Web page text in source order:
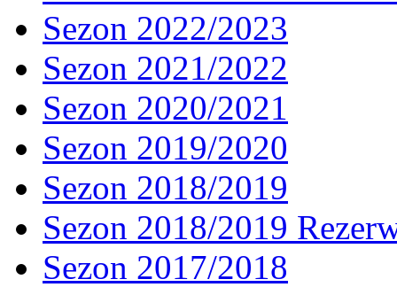
Sezon 2022/2023
Sezon 2021/2022
Sezon 2020/2021
Sezon 2019/2020
Sezon 2018/2019
Sezon 2018/2019
Sezon 2017/2018